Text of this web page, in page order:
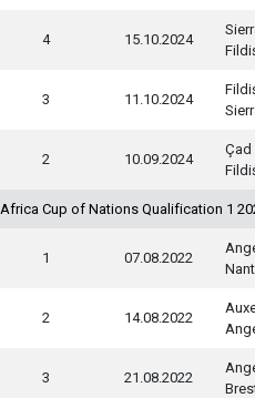
4 15.10.2024
3 11.10.2024
2 10.09.2024
Çad
Africa Cup of Nations Qualification 1
1 07.08.2022
2 14.08.2022
3 21.08.2022